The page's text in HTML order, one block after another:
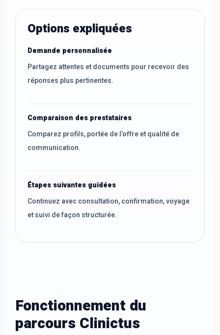
Options expliquées
Demande personnalisée
Partagez attentes et documents pour recevoir des
réponses plus pertinentes.
Comparaison des prestataires
Comparez profils, portée de l’offre et qualité de
communication.
Étapes suivantes guidées
Continuez avec consultation, confirmation, voyage
et suivi de façon structurée.
Fonctionnement du
parcours Clinictus